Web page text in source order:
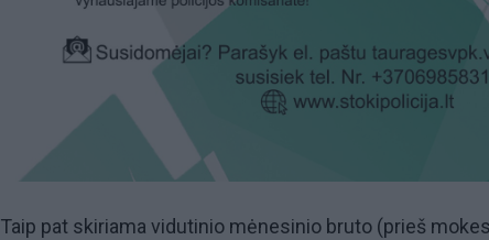
Taip pat skiriama vidutinio mėnesinio bruto (prieš